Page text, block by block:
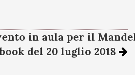
in aula per il
del 20 luglio 2018